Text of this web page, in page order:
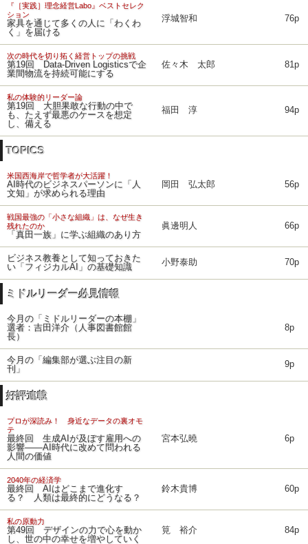
『［実践］理念経営Labo』ベストセレク
ション
家具を通じて多くの人に「わくわ
く」を届ける
浮城智和 76p
次の時代を切り拓く経営トップの挑戦
第19回 Data-Driven Logisticsで企
業間物流を持続可能にする
佐々木 太郎 81p
私の体験的リーダー論
第19回 大胆果敢な行動の中で
も、たえず最悪のケースを想定
し、備える
福田 淳 94p
TOPICS
米国西海岸で哲学者が大活躍！
AI時代のビジネスパーソンに「人
文知」が求められる理由
岡田 弘太郎 56p
戦国最強の「小さな組織」は、なぜ生き
残れたのか
「真田一族」に学ぶ組織のあり方
眞邊明人 66p
ビジネス教養として知っておきた
い「フィジカルAI」の基礎知識
小野泰助 70p
ミドルリーダー必見情報
今月の「ミドルリーダーの本棚」
選者：吉田洋介（人事図書館館
長）
8p
今月の「編集部が選ぶ注目の新
刊」
9p
好評連載
プロが深読み！ 身近なデータの裏オモ
テ
最終回 生成AIが及ぼす雇用への
影響――AI時代に改めて問われる
人間の価値
宮本弘曉 6p
2040年の経済学
最終回 AIはどこまで進化す
る？ 人類は最終的にどうなる？
鈴木貴博 60p
私の原動力
第49回 デザインの力で心を動か
し、世の中の幸せを増やしていく
筧 裕介 84p